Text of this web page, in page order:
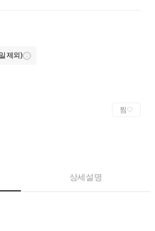
제외)
찜
상세설명